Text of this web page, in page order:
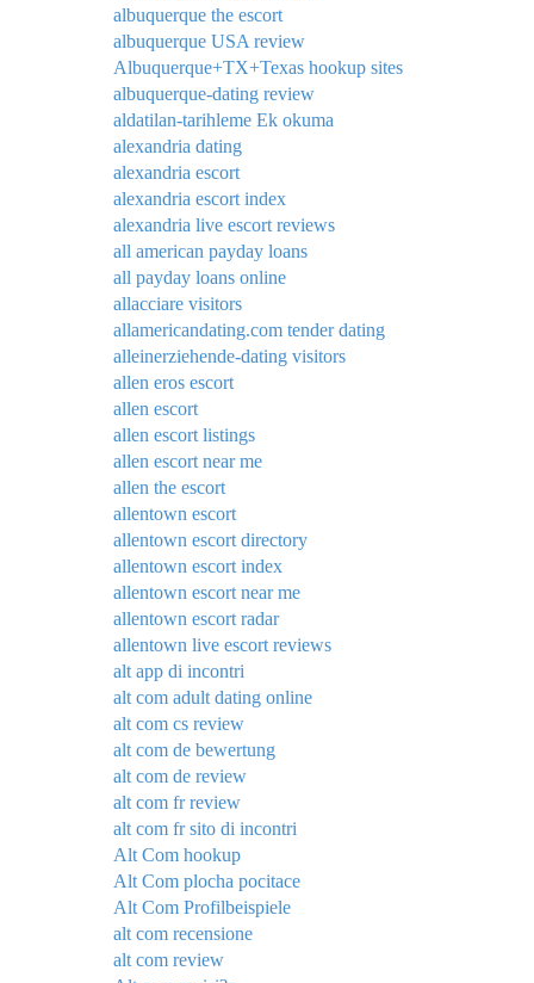
albuquerque the escort
albuquerque USA review
Albuquerque+TX+Texas hookup sites
albuquerque-dating review
aldatilan-tarihleme Ek okuma
alexandria dating
alexandria escort
alexandria escort index
alexandria live escort reviews
all american payday loans
all payday loans online
allacciare visitors
allamericandating.com tender dating
alleinerziehende-dating visitors
allen eros escort
allen escort
allen escort listings
allen escort near me
allen the escort
allentown escort
allentown escort directory
allentown escort index
allentown escort near me
allentown escort radar
allentown live escort reviews
alt app di incontri
alt com adult dating online
alt com cs review
alt com de bewertung
alt com de review
alt com fr review
alt com fr sito di incontri
Alt Com hookup
Alt Com plocha pocitace
Alt Com Profilbeispiele
alt com recensione
alt com review